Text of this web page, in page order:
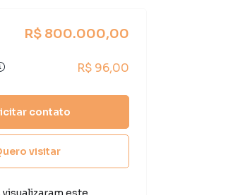
R$ 800.000,00
R$ 96,00
contato
visitar